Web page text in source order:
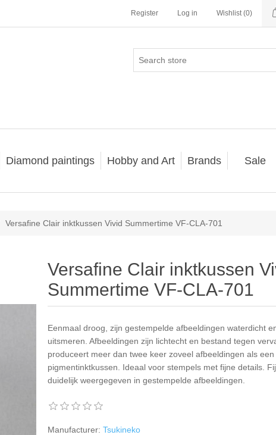
Register Log in Wishlist (0)
Diamond paintings Hobby and Art Brands Sale
Versafine Clair inktkussen Vivid Summertime VF-CLA-701
Versafine Clair inktkussen
Summertime VF-CLA-701
Eenmaal droog, zijn gestempelde afbeeldingen waterdicht
uitsmeren. Afbeeldingen zijn lichtecht en bestand tegen
produceert meer dan twee keer zoveel afbeeldingen als
pigmentinktkussen. Ideaal voor stempels met fijne details.
duidelijk weergegeven in gestempelde afbeeldingen.
Manufacturer: Tsukineko